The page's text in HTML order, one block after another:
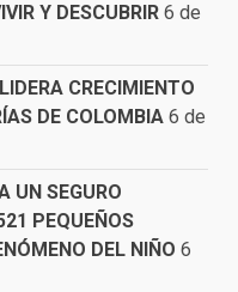
Y DESCUBRIR 6 de
CRECIMIENTO
DE COLOMBIA 6 de
UN SEGURO
PEQUEÑOS
DEL NIÑO 6